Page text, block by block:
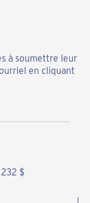
à soumettre leur
en cliquant
$